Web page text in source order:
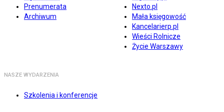
Prenumerata
Archiwum
Nexto.pl
Mała księgowość
Kancelarierp.pl
Wieści Rolnicze
Życie Warszawy
NASZE WYDARZENIA
Szkolenia i konferencje